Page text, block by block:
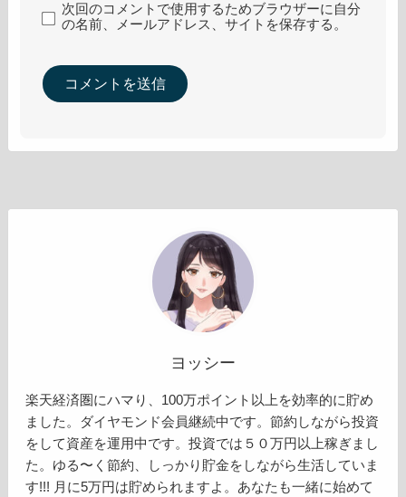
次回のコメントで使用するためブラウザーに自分
の名前、メールアドレス、サイトを保存する。
ヨッシー
楽天経済圏にハマり、100万ポイント以上を効率的に貯め
ました。ダイヤモンド会員継続中です。節約しながら投資
をして資産を運用中です。投資では５０万円以上稼ぎまし
た。ゆる〜く節約、しっかり貯金をしながら生活していま
す!!! 月に5万円は貯められますよ。あなたも一緒に始めて